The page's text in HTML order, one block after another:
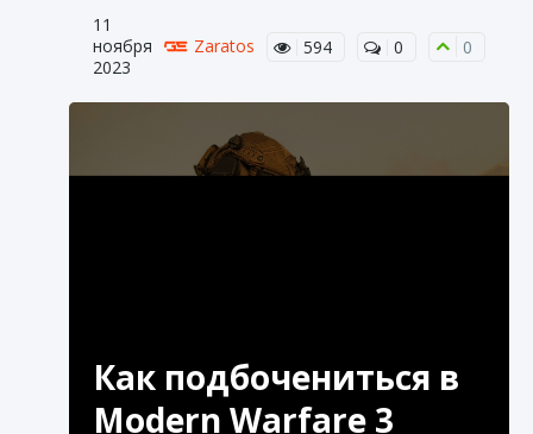
11
ноября
2023
Zaratos 594 0 0
Как подбочениться в
Modern Warfare 3